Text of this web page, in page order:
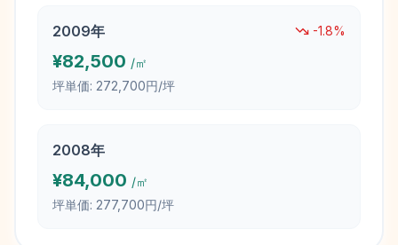
2009年 -1.8%
¥82,500 /㎡
坪単価: 272,700円/坪
2008年
¥84,000 /㎡
坪単価: 277,700円/坪